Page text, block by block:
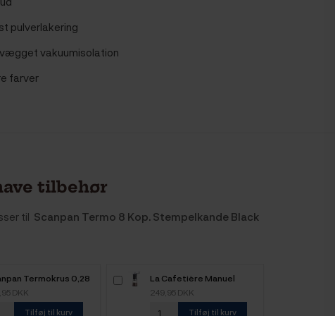
pulverlakering
vakuumisolation
farver
tilbehør
til Scanpan Termo 8 Kop. Stempelkande Black
Termokrus 0,28
DKK
Tilføj til kurv
La Cafetière Manuel
Kaffemølle Sort
249,95 DKK
Tilføj til kurv